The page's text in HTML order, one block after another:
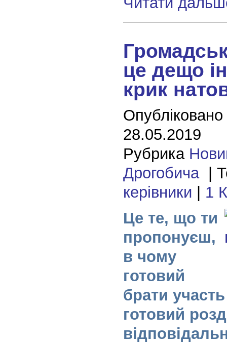
це дещо
крик
28.05.2019
Рубрика
Дрогобича|
керівники
1
Це те, що ти
пропонуєш,
в чому
готовий
брати
готовий